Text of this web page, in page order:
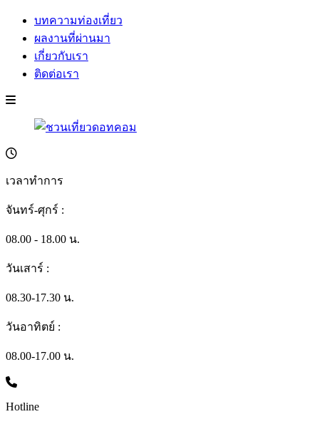
บทความท่องเที่ยว
ผลงานที่ผ่านมา
เกี่ยวกับเรา
ติดต่อเรา
เวลาทำการ
จันทร์-ศุกร์ :
08.00 - 18.00 น.
วันเสาร์ :
08.30-17.30 น.
วันอาทิตย์ :
08.00-17.00 น.
Hotline